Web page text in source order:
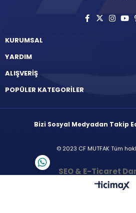
KURUMSAL
YARDIM
ALIŞVERİŞ
POPÜLER KATEGORİLER
Bizi Sosyal Medyadan Takip
© 2023 CF MUTFAK Tüm
SEO & E-Ticaret